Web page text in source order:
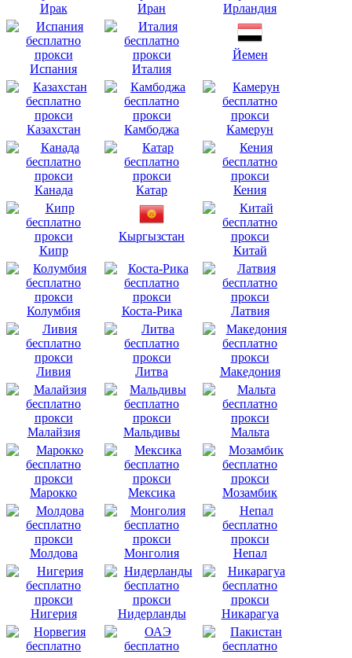
Ирак Иран Ирландия
Испания Италия
Йемен
Казахстан Камбоджа Камерун
Канада Катар Кения
Кипр
Кыргызстан
Китай
Колумбия Коста-Рика Латвия
Ливия Литва Македония
Малайзия Мальдивы Мальта
Марокко Мексика Мозамбик
Молдова Монголия Непал
Нигерия Нидерланды Никарагуа